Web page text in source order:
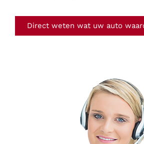
Direct weten wat uw auto